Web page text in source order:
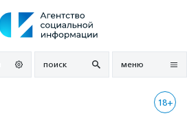
поиск меню
18+